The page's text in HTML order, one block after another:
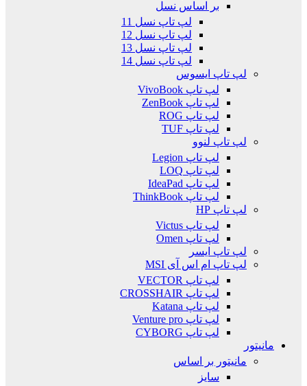
بر اساس نسل
لپ تاپ نسل 11
لپ تاپ نسل 12
لپ تاپ نسل 13
لپ تاپ نسل 14
لپ تاپ ایسوس
لپ تاپ VivoBook
لپ تاپ ZenBook
لپ تاپ ROG
لپ تاپ TUF
لپ تاپ لنوو
لپ تاپ Legion
لپ تاپ LOQ
لپ تاپ IdeaPad
لپ تاپ ThinkBook
لپ تاپ HP
لپ تاپ Victus
لپ تاپ Omen
لپ تاپ ایسر
لپ تاپ ام اس آی MSI
لپ تاپ VECTOR
لپ تاپ CROSSHAIR
لپ تاپ Katana
لپ تاپ Venture pro
لپ تاپ CYBORG
مانیتور
مانیتور بر اساس
سایز